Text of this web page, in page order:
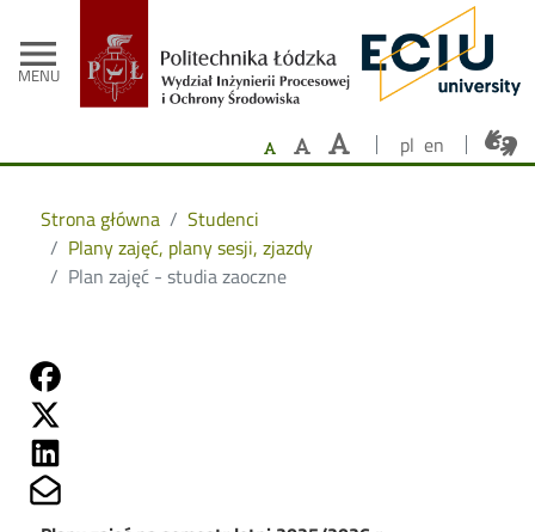
menu
MENU
- Strona główna
pl en
Strona główna
Studenci
Plany zajęć, plany sesji, zjazdy
Plan zajęć - studia zaoczne